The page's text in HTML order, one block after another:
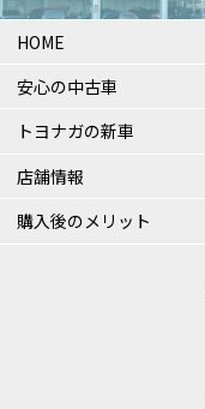
HOME
安心の中古車
トヨナガの新車
店舗情報
購入後のメリット